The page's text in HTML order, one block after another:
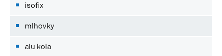
isofix
mlhovky
alu kola